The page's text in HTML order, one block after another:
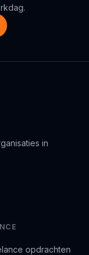
in
opdrachten